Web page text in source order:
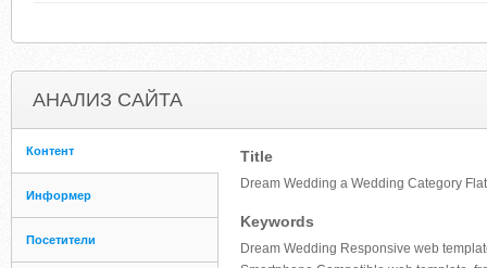
АНАЛИЗ САЙТА
Контент
Информер
Посетители
Title
Dream Wedding a Wedding Category
Keywords
Dream Wedding Responsive web